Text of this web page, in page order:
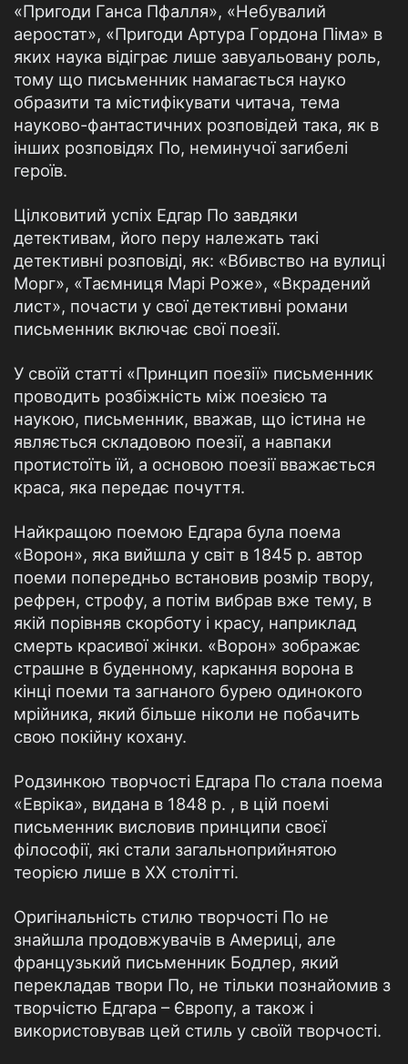
«Пригоди Ганса Пфалля», «Небувалий
аеростат», «Пригоди Артура Гордона Піма» в
яких наука відіграє лише завуальовану роль,
тому що письменник намагається науко
образити та містифікувати читача, тема
науково-фантастичних розповідей така, як в
інших розповідях По, неминучої загибелі
героїв.
Цілковитий успіх Едгар По завдяки
детективам, його перу належать такі
детективні розповіді, як: «Вбивство на вулиці
Морг», «Таємниця Марі Роже», «Вкрадений
лист», почасти у свої детективні романи
письменник включає свої поезії.
У своїй статті «Принцип поезії» письменник
проводить розбіжність між поезією та
наукою, письменник, вважав, що істина не
являється складовою поезії, а навпаки
протистоїть їй, а основою поезії вважається
краса, яка передає почуття.
Найкращою поемою Едгара була поема
«Ворон», яка вийшла у світ в 1845 р. автор
поеми попередньо встановив розмір твору,
рефрен, строфу, а потім вибрав вже тему, в
якій порівняв скорботу і красу, наприклад
смерть красивої жінки. «Ворон» зображає
страшне в буденному, каркання ворона в
кінці поеми та загнаного бурею одинокого
мрійника, який більше ніколи не побачить
свою покійну кохану.
Родзинкою творчості Едгара По стала поема
«Евріка», видана в 1848 р. , в цій поемі
письменник висловив принципи своєї
філософії, які стали загальноприйнятою
теорією лише в XX столітті.
Оригінальність стилю творчості По не
знайшла продовжувачів в Америці, але
французький письменник Бодлер, який
перекладав твори По, не тільки познайомив з
творчістю Едгара – Європу, а також і
використовував цей стиль у своїй творчості.